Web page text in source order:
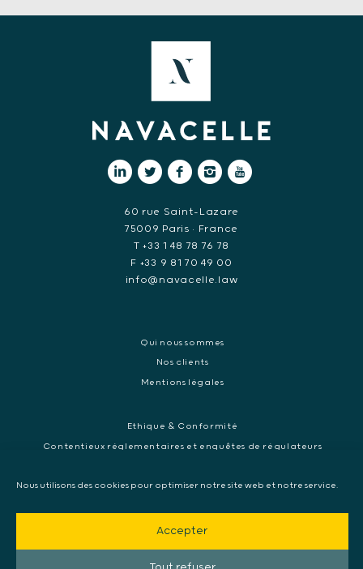
Nous utilisons des cookies pour optimiser notre site web et notre service.
Accepter
60 rue Saint-Lazare
75009 Paris • France
T +33 1 48 78 76 78
F +33 9 81 70 49 00
info@navacelle.law
Qui nous sommes
Nos clients
Mentions légales
Ethique & Conformité
Contentieux réglementaires et enquêtes de régulateurs
Contentieux commercial international
Arbitrage et médiation
Mandat d’arrêt européen, Extradition & Interpol